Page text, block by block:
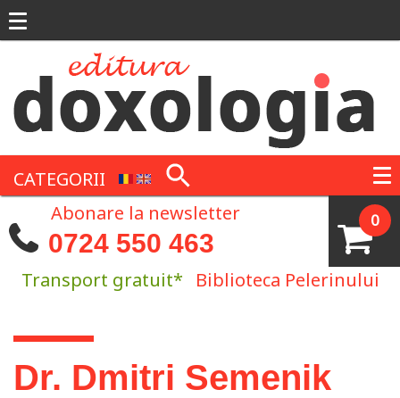
CATEGORII
0
Abonare la newsletter
0724 550 463
Transport gratuit* Biblioteca Pelerinului
Eşti aici
Dr. Dmitri Semenik